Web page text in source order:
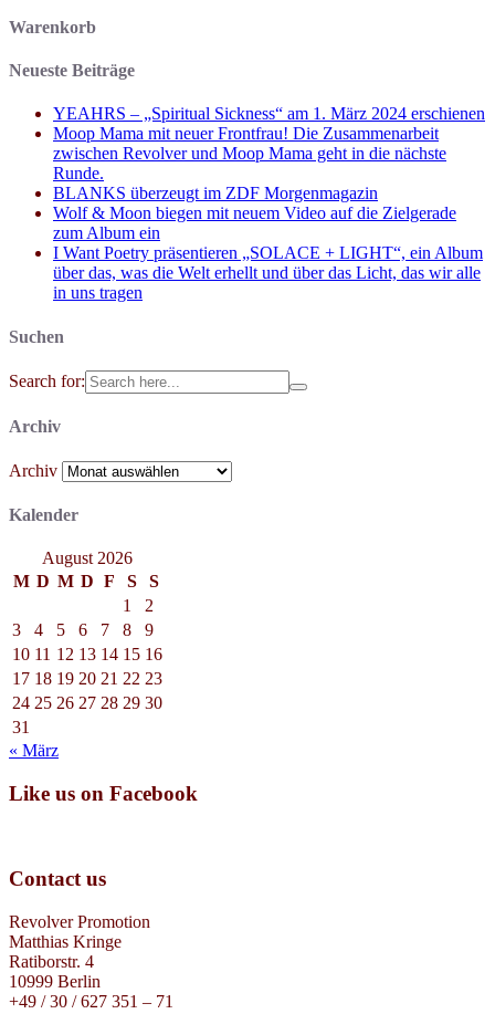
Warenkorb
Neueste Beiträge
YEAHRS – „Spiritual Sickness“ am 1. März 2024 erschienen
Moop Mama mit neuer Frontfrau! Die Zusammenarbeit
zwischen Revolver und Moop Mama geht in die nächste
Runde.
BLANKS überzeugt im ZDF Morgenmagazin
Wolf & Moon biegen mit neuem Video auf die Zielgerade
zum Album ein
I Want Poetry präsentieren „SOLACE + LIGHT“, ein Album
über das, was die Welt erhellt und über das Licht, das wir alle
in uns tragen
Suchen
Search for:
Archiv
Archiv
Kalender
August 2026
M D M D F S
S
1
2
3
4 5 6 7 8
9
10 11 12 13 14 15 16
17 18 19 20 21 22 23
24 25 26 27 28 29 30
31
« März
Like us on Facebook
Contact us
Revolver Promotion
Matthias Kringe
Ratiborstr. 4
10999 Berlin
+49 / 30 / 627 351 – 71